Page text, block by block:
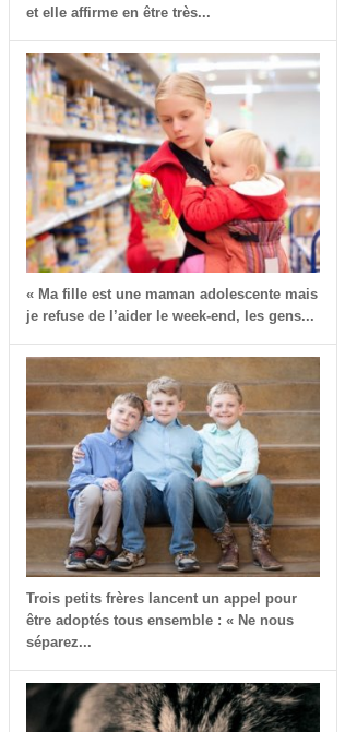
et elle affirme en être très...
« Ma fille est une maman adolescente mais
je refuse de l’aider le week-end, les gens...
Trois petits frères lancent un appel pour
être adoptés tous ensemble : « Ne nous
séparez...